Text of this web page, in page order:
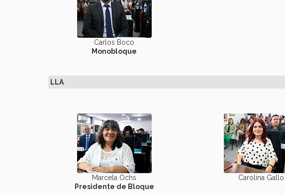
Carlos Boco
Monobloque
LLA
Marcela Ochs
Presidente de Bloque
Carolina Gallo